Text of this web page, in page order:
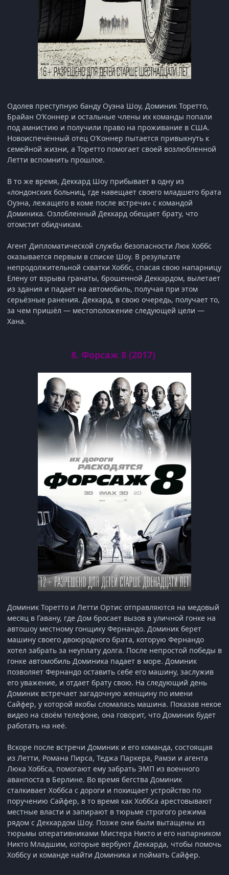
Одолев преступную банду Оуэна Шоу, Доминик Торетто,
Брайан О’Коннер и остальные члены их команды попали
под амнистию и получили право на проживание в США.
Новоиспечённый отец О’Коннер пытается привыкнуть к
семейной жизни, а Торетто помогает своей возлюбленной
Летти вспомнить прошлое.
В то же время, Деккард Шоу прибывает в одну из
«лондонских больниц, где навещает своего младшего брата
Оуэна, лежащего в коме после встречи» с командой
Доминика. Озлобленный Деккард обещает брату, что
отомстит обидчикам.
Агент Дипломатической службы безопасности Люк Хоббс
оказывается первым в списке Шоу. В результате
непродолжительной схватки Хоббс, спасая свою напарницу
Елену от взрыва гранаты, брошенной Деккардом, вылетает
из здания и падает на автомобиль, получая при этом
серьёзные ранения. Деккард, в свою очередь, получает то,
за чем пришёл — местоположение следующей цели —
Хана.
8. Форсаж 8 (2017)
Доминик Торетто и Летти Ортис отправляются на медовый
месяц в Гавану, где Дом бросает вызов в уличной гонке на
автошоу местному гонщику Фернандо. Доминик берет
машину своего двоюродного брата, которую Фернандо
хотел забрать за неуплату долга. После непростой победы в
гонке автомобиль Доминика падает в море. Доминик
позволяет Фернандо оставить себе его машину, заслужив
его уважение, и отдает брату свою. На следующий день
Доминик встречает загадочную женщину по имени
Сайфер, у которой якобы сломалась машина. Показав некое
видео на своём телефоне, она говорит, что Доминик будет
работать на неё.
Вскоре после встречи Доминик и его команда, состоящая
из Летти, Романа Пирса, Теджа Паркера, Рамзи и агента
Люка Хоббса, помогают ему забрать ЭМП из военного
аванпоста в Берлине. Во время бегства Доминик
сталкивает Хоббса с дороги и похищает устройство по
поручению Сайфер, в то время как Хоббса арестовывают
местные власти и запирают в тюрьме строгого режима
рядом с Деккардом Шоу. Позже они были вытащены из
тюрьмы оперативниками Мистера Никто и его напарником
Никто Младшим, которые вербуют Деккарда, чтобы помочь
Хоббсу и команде найти Доминика и поймать Сайфер.